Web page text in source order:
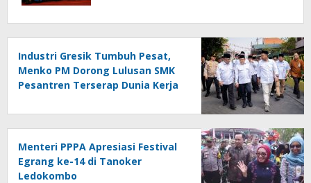
Industri Gresik Tumbuh Pesat,
Menko PM Dorong Lulusan SMK
Pesantren Terserap Dunia Kerja
Menteri PPPA Apresiasi Festival
Egrang ke-14 di Tanoker
Ledokombo